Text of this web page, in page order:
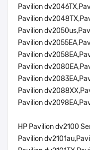
Pavilion
Pavilion
Pavilion
Pavilion
Pavilion
Pavilion
Pavilion
Pavilion
Pavilion
HP Pavilion dv2100
Pavilion